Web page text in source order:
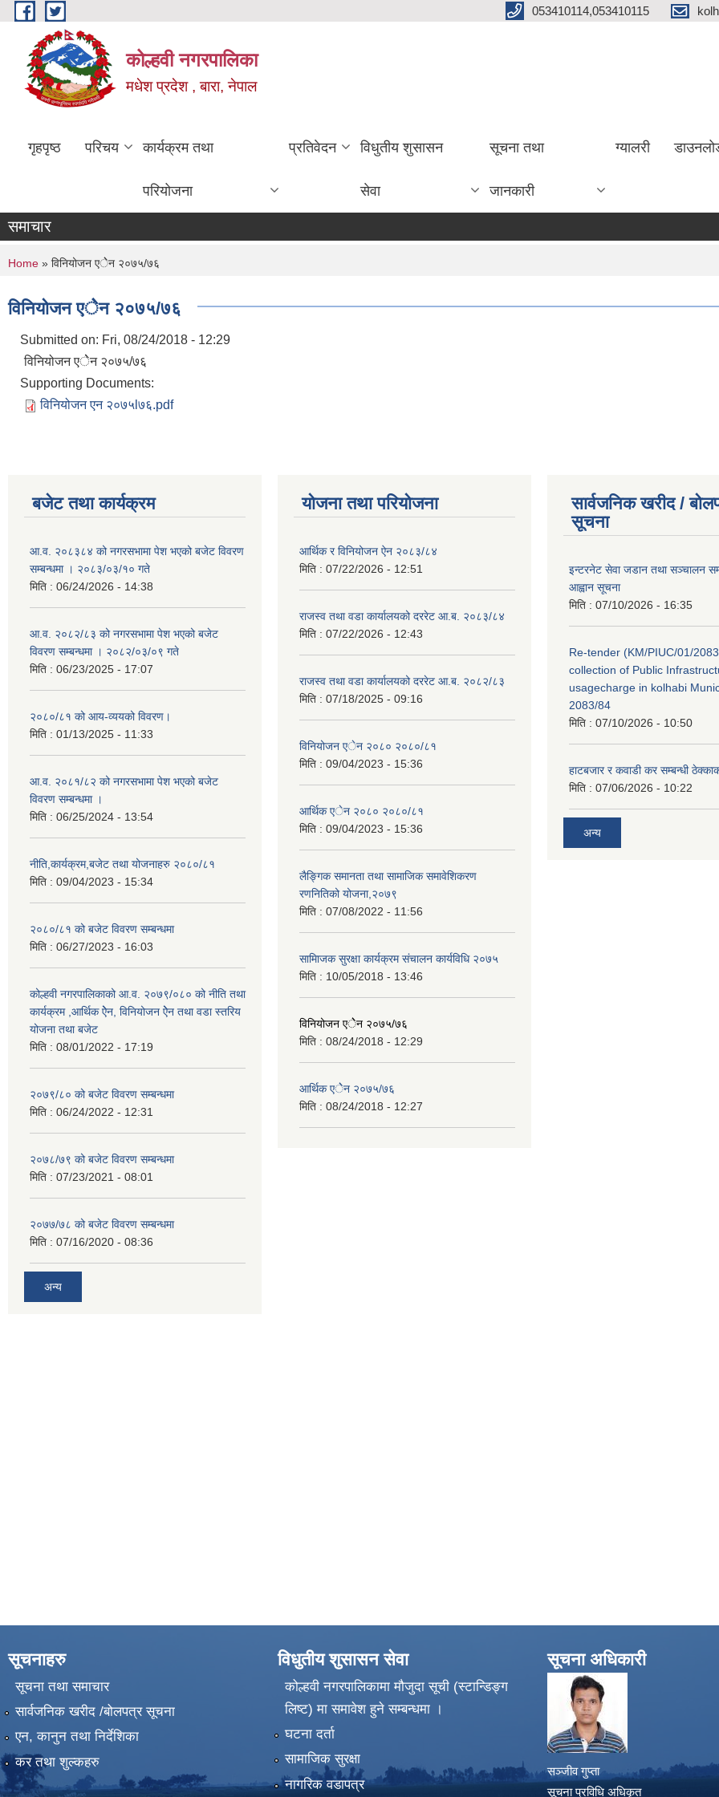
Skip to main content 053410114,053410115
कोल्हवी नगरपालिका
मधेश प्रदेश , बारा, नेपाल
गृहपृष्ठ परिचय कार्यक्रम तथा
परियोजना
प्रतिवेदन विधुतीय शुसासन
सेवा
सूचना तथा
जानकारी
ग्यालरी
समाचार
You are here
Home » विनियोजन एेेन २०७५/७६
विनियोजन एेेन २०७५/७६
Submitted on: Fri, 08/24/2018 - 12:29
विनियोजन एेेन २०७५/७६
Supporting Documents:
विनियोजन एन २०७५l७६.pdf
बजेट तथा कार्यक्रम
आ.व. २०८३८४ को नगरसभामा पेश भएको बजेट विवरण
सम्बन्धमा । २०८३/०३/१० गते
मिति : 06/24/2026 - 14:38
आ.व. २०८२/८३ को नगरसभामा पेश भएको बजेट
विवरण सम्बन्धमा । २०८२/०३/०९ गते
मिति : 06/23/2025 - 17:07
२०८०/८१ को आय-व्ययको विवरण।
मिति : 01/13/2025 - 11:33
आ.व. २०८१/८२ को नगरसभामा पेश भएको बजेट
विवरण सम्बन्धमा ।
मिति : 06/25/2024 - 13:54
नीति,कार्यक्रम,बजेट तथा योजनाहरु २०८०/८१
मिति : 09/04/2023 - 15:34
२०८०/८१ को बजेट विवरण सम्बन्धमा
मिति : 06/27/2023 - 16:03
कोल्हवी नगरपालिकाको आ.व. २०७९/०८० को नीति तथा
कार्यक्रम ,आर्थिक ऐेन, विनियोजन ऐेन तथा वडा स्तरिय
योजना तथा बजेट
मिति : 08/01/2022 - 17:19
२०७९/८० को बजेट विवरण सम्बन्धमा
मिति : 06/24/2022 - 12:31
२०७८/७९ को बजेट विवरण सम्बन्धमा
मिति : 07/23/2021 - 08:01
२०७७/७८ को बजेट विवरण सम्बन्धमा
मिति : 07/16/2020 - 08:36
अन्य
योजना तथा परियोजना
आर्थिक र विनियोजन ऐन २०८३/८४
मिति : 07/22/2026 - 12:51
राजस्व तथा वडा कार्यालयको दररेट आ.ब. २०८३/८४
मिति : 07/22/2026 - 12:43
राजस्व तथा वडा कार्यालयको दररेट आ.ब. २०८२/८३
मिति : 07/18/2025 - 09:16
विनियोजन एेन २०८० २०८०/८१
मिति : 09/04/2023 - 15:36
आर्थिक एेन २०८० २०८०/८१
मिति : 09/04/2023 - 15:36
लैङ्गिक समानता तथा सामाजिक समावेशिकरण
रणनितिको योजना,२०७९
मिति : 07/08/2022 - 11:56
सामािजक सुरक्षा कार्यक्रम संचालन कार्यविधि २०७५
मिति : 10/05/2018 - 13:46
विनियोजन एेेन २०७५/७६
मिति : 08/24/2018 - 12:29
आर्थिक एेेन २०७५/७६
मिति : 08/24/2018 - 12:27
सार्वजनिक खरीद /
सूचना
इन्टरनेट सेवा जडान तथा सञ्चालन
आह्वान सूचना
मिति : 07/10/2026 - 16:35
Re-tender (KM/PIUC/01/
collection of Public
usagecharge in kolhabi
2083/84
मिति : 07/10/2026 - 10:50
हाटबजार र कवाडी कर सम्बन्धी
मिति : 07/06/2026 - 10:22
अन्य
सूचनाहरु
सूचना तथा समाचार
सार्वजनिक खरीद /बोलपत्र सूचना
एन, कानुन तथा निर्देशिका
कर तथा शुल्कहरु
विधुतीय शुसासन सेवा
कोल्हवी नगरपालिकामा मौजुदा सूची (स्टान्डिङ्ग
लिष्ट) मा समावेश हुने सम्बन्धमा ।
घटना दर्ता
सामाजिक सुरक्षा
नागरिक वडापत्र
सूचना अधिकारी
सञ्जीव गुप्ता
सूचना प्रविधि अधिकृत